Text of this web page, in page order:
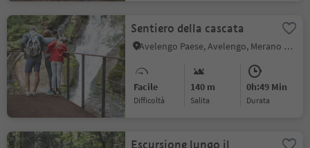
Sentiero della cascata
Avelengo Paese, Avelengo, Merano e dintorni
Facile
Difficoltà
140 m
Salita
0h:49 Min
durata
Escursione lungo il